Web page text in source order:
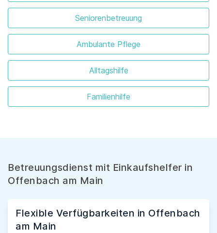
Seniorenbetreuung
Ambulante Pflege
Alltagshilfe
Familienhilfe
Betreuungsdienst mit Einkaufshelfer in
Offenbach am Main
Flexible Verfügbarkeiten in Offenbach
am Main